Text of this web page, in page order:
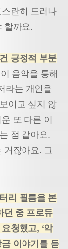
란히 드러나
할까요.
긍정적 부분
음악을 통해
라는 개인을
이고 싶지 않
또 다른 이
점 같아요.
거잖아요. 그
리 필름을 본
던 중 프로듀
청했고, ‘악
이야기를 듣